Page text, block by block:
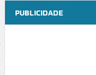
PUBLICIDADE